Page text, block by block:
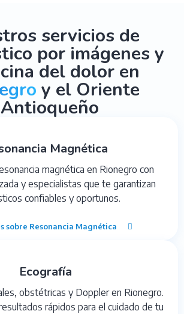
servicios de
por imágenes y
del dolor en
y el Oriente
Antioqueño
Magnética
magnética en Rionegro con
y especialistas que te garantizan
confiables y oportunos.
sobre Resonancia Magnética
Ecografía
obstétricas y Doppler en Rionegro.
rápidos para el cuidado de tu